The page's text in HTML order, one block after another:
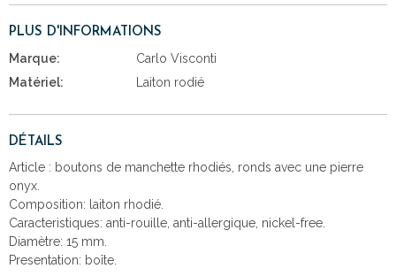
PLUS D'INFORMATIONS
Marque:
Carlo Visconti
Matériel:
Laiton rodié
DÉTAILS
Article : boutons de manchette rhodiés, ronds avec une pierre
onyx.
Composition: laiton rhodié.
Caracteristiques: anti-rouille, anti-allergique, nickel-free.
Diamètre: 15 mm.
Presentation: boîte.